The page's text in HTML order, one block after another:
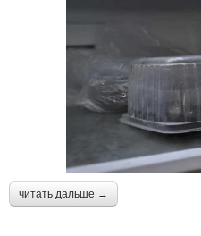
читать дальше →